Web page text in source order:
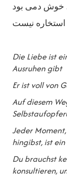
خوش دمی بود
نیست
Die Liebe ist
Ausruhen gibt
Er ist voll von
Auf diesem
Jeder
hingibst, ist
Du brauchst
konsultieren,